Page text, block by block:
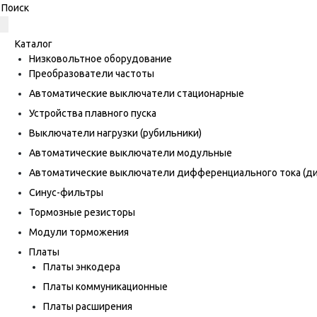
Каталог
Низковольтное оборудование
Преобразователи частоты
Автоматические выключатели стационарные
Устройства плавного пуска
Выключатели нагрузки (рубильники)
Автоматические выключатели модульные
Автоматические выключатели дифференциального тока
Синус-фильтры
Тормозные резисторы
Модули торможения
Платы
Платы энкодера
Платы коммуникационные
Платы расширения